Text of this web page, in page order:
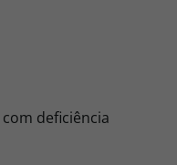
deficiência